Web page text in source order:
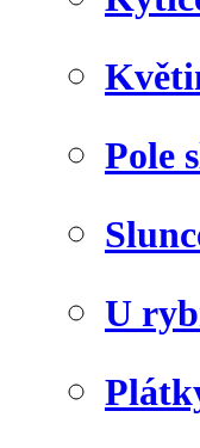
Pole
U